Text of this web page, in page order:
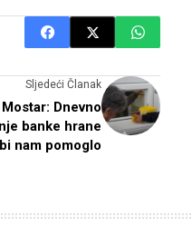
Sljedeći Članak
Dnevno
banke hrane
nam pomoglo